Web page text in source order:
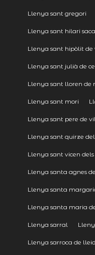
Llenya sant gregori
Llenya sant hilari
Llenya sant hipòlit de
Llenya sant julià de
Llenya sant lloren de
Llenya sant mori
Llenya sant pere de
Llenya sant quirze
Llenya sant vicen
Llenya santa agnes
Llenya santa
Llenya santa maria
Llenya sarral
Llenya sarroca de